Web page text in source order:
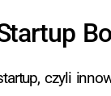
czyli